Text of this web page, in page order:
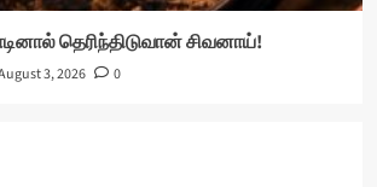
தெரிந்திடுவான் சிவனாய்!
3, 2026 0